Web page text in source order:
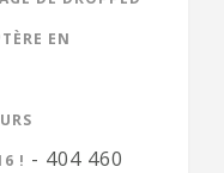
EN
! - 404 460